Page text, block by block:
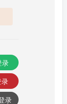
录
录